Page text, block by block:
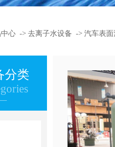
心-> 去离子水设备 -> 汽车表
分类